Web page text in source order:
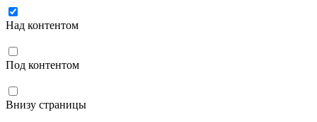
Над контентом
Под контентом
Внизу страницы